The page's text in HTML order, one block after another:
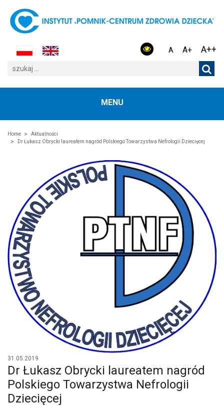
A A+ A++
MENU
Home
Aktualności
Dr Łukasz Obrycki laureatem nagród Polskiego Towarzystwa Nefrologii Dziecięcej
31.05.2019
Dr Łukasz Obrycki laureatem nagród
Polskiego Towarzystwa Nefrologii
Dziecięcej